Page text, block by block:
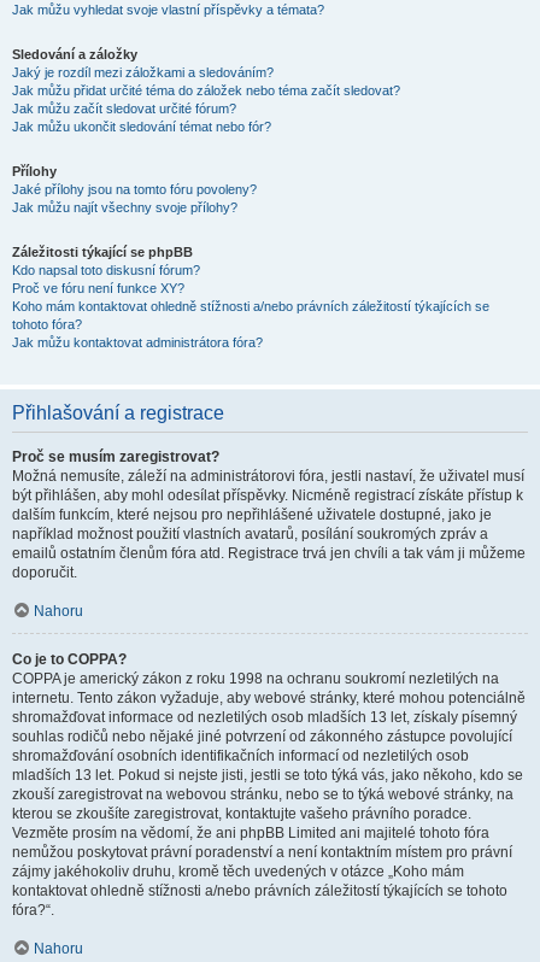
Jak můžu vyhledat svoje vlastní příspěvky a témata?
Sledování a záložky
Jaký je rozdíl mezi záložkami a sledováním?
Jak můžu přidat určité téma do záložek nebo téma začít sledovat?
Jak můžu začít sledovat určité fórum?
Jak můžu ukončit sledování témat nebo fór?
Přílohy
Jaké přílohy jsou na tomto fóru povoleny?
Jak můžu najít všechny svoje přílohy?
Záležitosti týkající se phpBB
Kdo napsal toto diskusní fórum?
Proč ve fóru není funkce XY?
Koho mám kontaktovat ohledně stížnosti a/nebo právních záležitostí týkajících se
tohoto fóra?
Jak můžu kontaktovat administrátora fóra?
Přihlašování a registrace
Proč se musím zaregistrovat?
Možná nemusíte, záleží na administrátorovi fóra, jestli nastaví, že uživatel musí
být přihlášen, aby mohl odesílat příspěvky. Nicméně registrací získáte přístup k
dalším funkcím, které nejsou pro nepřihlášené uživatele dostupné, jako je
například možnost použití vlastních avatarů, posílání soukromých zpráv a
emailů ostatním členům fóra atd. Registrace trvá jen chvíli a tak vám ji můžeme
doporučit.
Nahoru
Co je to COPPA?
COPPA je americký zákon z roku 1998 na ochranu soukromí nezletilých na
internetu. Tento zákon vyžaduje, aby webové stránky, které mohou potenciálně
shromažďovat informace od nezletilých osob mladších 13 let, získaly písemný
souhlas rodičů nebo nějaké jiné potvrzení od zákonného zástupce povolující
shromažďování osobních identifikačních informací od nezletilých osob
mladších 13 let. Pokud si nejste jisti, jestli se toto týká vás, jako někoho, kdo se
zkouší zaregistrovat na webovou stránku, nebo se to týká webové stránky, na
kterou se zkoušíte zaregistrovat, kontaktujte vašeho právního poradce.
Vezměte prosím na vědomí, že ani phpBB Limited ani majitelé tohoto fóra
nemůžou poskytovat právní poradenství a není kontaktním místem pro právní
zájmy jakéhokoliv druhu, kromě těch uvedených v otázce „Koho mám
kontaktovat ohledně stížnosti a/nebo právních záležitostí týkajících se tohoto
fóra?“.
Nahoru